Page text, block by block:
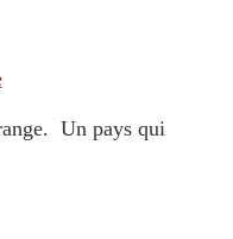
Un pays qui